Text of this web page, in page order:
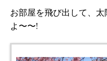
お部屋を飛び出して、
よ〜〜!